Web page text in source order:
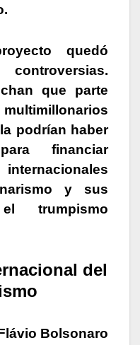
quedó
que parte
podrían haber
financiar
y sus
trumpismo
del
Bolsonaro